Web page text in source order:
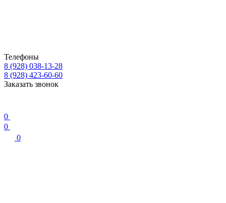
Телефоны
8 (928) 038-13-28
8 (928) 423-60-60
Заказать звонок
0
0
0